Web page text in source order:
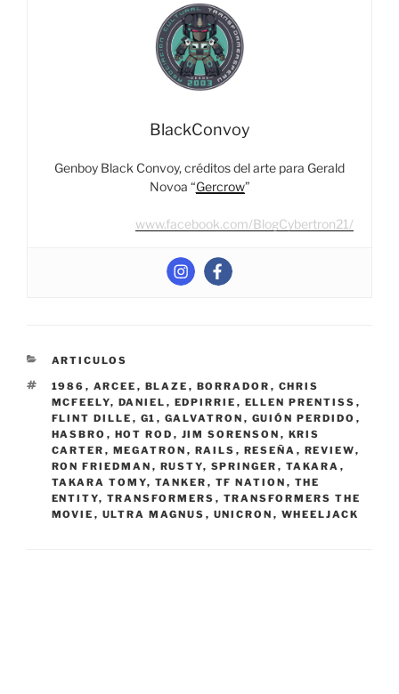
BlackConvoy
Genboy Black Convoy, créditos del arte para Gerald
Novoa “Gercrow”
www.facebook.com/BlogCybertron21/
CATEGORIES
ARTICULOS
TAGS
1986 , ARCEE , BLAZE , BORRADOR , CHRIS
MCFEELY, DANIEL , EDPIRRIE , ELLEN PRENTISS ,
FLINT DILLE , G1 , GALVATRON , GUIÓN PERDIDO ,
HASBRO , HOT ROD , JIM SORENSON , KRIS
CARTER , MEGATRON , RAILS , RESEÑA , REVIEW,
RON FRIEDMAN , RUSTY, SPRINGER , TAKARA ,
TAKARA TOMY, TANKER , TF NATION , THE
ENTITY, TRANSFORMERS , TRANSFORMERS THE
MOVIE , ULTRA MAGNUS , UNICRON , WHEELJACK